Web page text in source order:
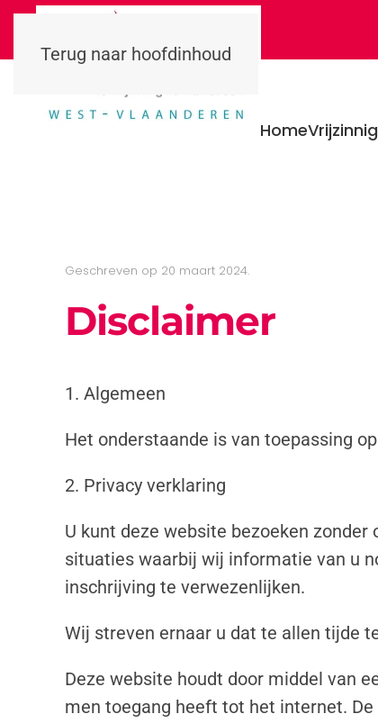
Terug naar hoofdinhoud
Home
Geschreven op 20 maart 2024.
Disclaimer
1. Algemeen
Het onderstaande is van toepassing
2. Privacy verklaring
U kunt deze website bezoeken
situaties waarbij wij informatie van u
inschrijving te verwezenlijken.
Wij streven ernaar u dat te allen tijde
Deze website houdt door middel van
men toegang heeft tot het internet.